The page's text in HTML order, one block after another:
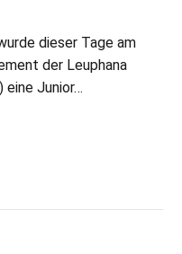
dieser Tage am
der Leuphana
eine Junior…